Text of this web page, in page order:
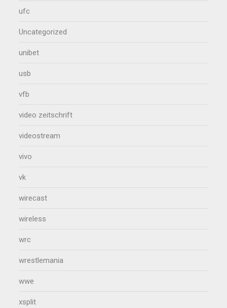
ufc
Uncategorized
unibet
usb
vfb
video zeitschrift
videostream
vivo
vk
wirecast
wireless
wrc
wrestlemania
wwe
xsplit